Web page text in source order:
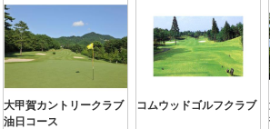
大甲賀カントリークラブ
油日コース
コムウッドゴルフクラブ